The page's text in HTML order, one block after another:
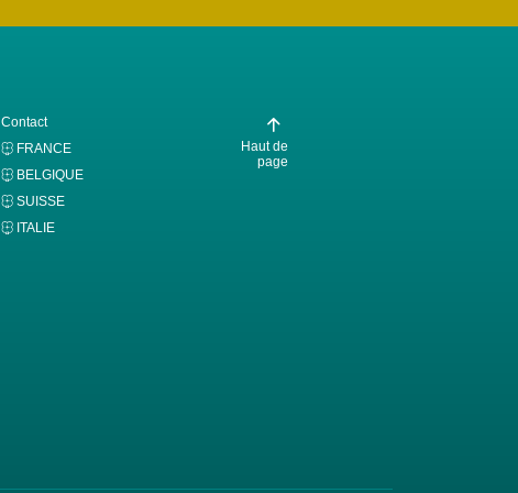
Contact
FRANCE
BELGIQUE
SUISSE
ITALIE
Haut de
page